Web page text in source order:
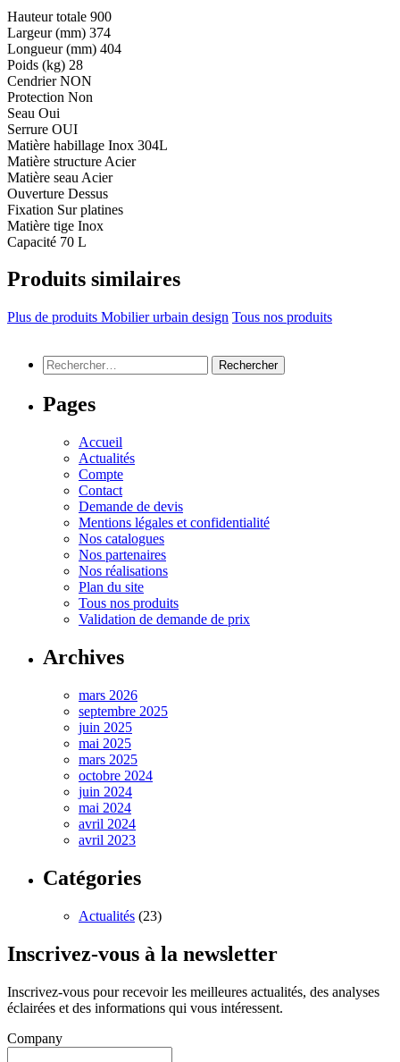
Hauteur totale 900
Largeur (mm) 374
Longueur (mm) 404
Poids (kg) 28
Cendrier NON
Protection Non
Seau Oui
Serrure OUI
Matière habillage Inox 304L
Matière structure Acier
Matière seau Acier
Ouverture Dessus
Fixation Sur platines
Matière tige Inox
Capacité 70 L
Produits similaires
Plus de produits Mobilier urbain design Tous nos produits
Rechercher :
Pages
Accueil
Actualités
Compte
Contact
Demande de devis
Mentions légales et confidentialité
Nos catalogues
Nos partenaires
Nos réalisations
Plan du site
Tous nos produits
Validation de demande de prix
Archives
mars 2026
septembre 2025
juin 2025
mai 2025
mars 2025
octobre 2024
juin 2024
mai 2024
avril 2024
avril 2023
Catégories
Actualités (23)
Inscrivez-vous à la newsletter
Inscrivez-vous pour recevoir les meilleures actualités, des analyses
éclairées et des informations qui vous intéressent.
Company